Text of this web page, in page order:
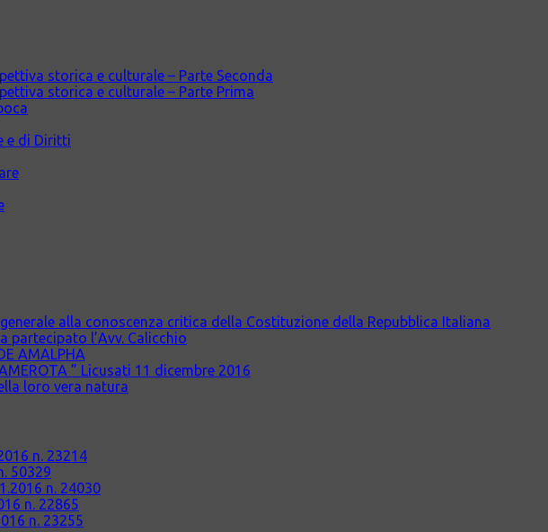
storica e culturale – Parte Seconda
storica e culturale – Parte Prima
e di Diritti
alla conoscenza critica della Costituzione della Repubblica Italiana
partecipato l’Avv. Calicchio
AMALPHA
” Licusati 11 dicembre 2016
loro vera natura
n. 23214
50329
n. 24030
n. 22865
n. 23255